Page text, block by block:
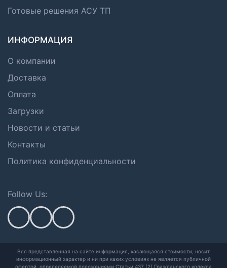
Готовые решения АСУ ТП
ИНФОРМАЦИЯ
О компании
Доставка
Оплата
Загрузки
Новости и статьи
Контакты
Политика конфиденциальности
Follow Us:
Вся представленная на сайте информация, касающаяся стоимости, носит
информационный характер и ни при каких условиях не является публичной
офертой, определяемой положениями Статьи 437 (2) Гражданского кодекса